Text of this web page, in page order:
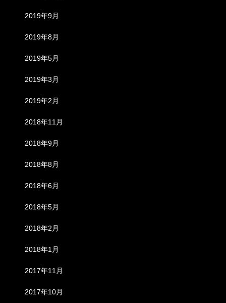
2019年9月
2019年8月
2019年5月
2019年3月
2019年2月
2018年11月
2018年9月
2018年8月
2018年6月
2018年5月
2018年2月
2018年1月
2017年11月
2017年10月